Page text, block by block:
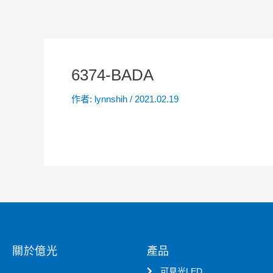
6374-BADA
作者: lynnshih / 2021.02.19
關於億光 產品